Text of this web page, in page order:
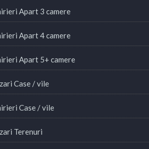
Apart 3 camere
Apart 4 camere
Apart 5+ camere
Case / vile
Case / vile
Terenuri